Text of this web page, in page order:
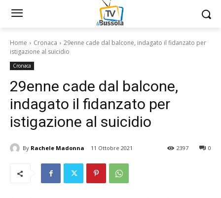
Home Cronaca
29enne cade dal balcone, indagato il fidanzato per
istigazione al suicidio
Cronaca
29enne cade dal balcone,
indagato il fidanzato per
istigazione al suicidio
By Rachele Madonna 11 Ottobre 2021 0
2397